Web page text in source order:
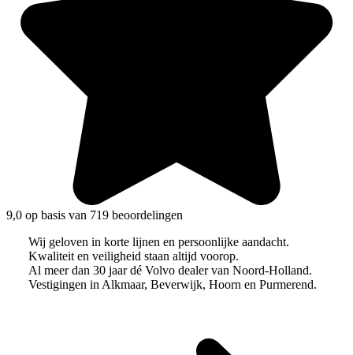
9,0 op basis van 719 beoordelingen
Wij geloven in korte lijnen en persoonlijke aandacht.
Kwaliteit en veiligheid staan altijd voorop.
Al meer dan 30 jaar dé Volvo dealer van Noord-Holland.
Vestigingen in Alkmaar, Beverwijk, Hoorn en Purmerend.